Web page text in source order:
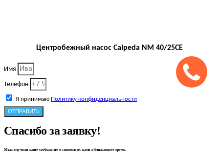
Центробежный насос Calpeda NM 40/25CE
Имя
Телефон
Я принимаю Политику конфиденциальности
ОТПРАВИТЬ
Спасибо за заявку!
Мы получили ваше сообщение и свяжемся с вами в ближайшее время.